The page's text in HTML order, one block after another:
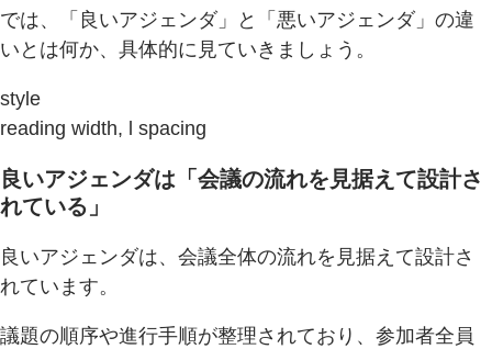
では、「良いアジェンダ」と「悪いアジェンダ」の違
いとは何か、具体的に見ていきましょう。
style
reading width, l spacing
良いアジェンダは「会議の流れを見据えて設計さ
れている」
良いアジェンダは、会議全体の流れを見据えて設計さ
れています。
議題の順序や進行手順が整理されており、参加者全員